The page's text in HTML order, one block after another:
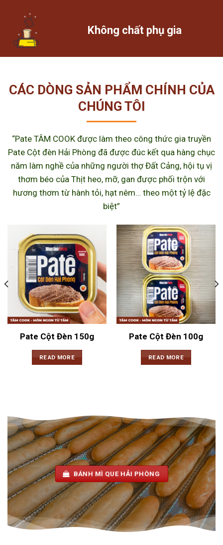
Không chất phụ gia
CÁC DÒNG SẢN PHẨM CHÍNH CỦA
CHÚNG TÔI
“Pate TÂM COOK được làm theo công thức gia truyền
Pate Cột đèn Hải Phòng đã được đúc kết qua hàng chục
năm làm nghề của những người thợ Đất Cảng, hội tụ vị
thơm béo của Thịt heo, mỡ, gan được phối trộn với
hương thơm từ hành tỏi, hạt nêm… theo một tỷ lệ đặc
biệt”
Pate Cột Đèn 150g
READ MORE
Pate Cột Đèn 100g
READ MORE
BÁNH MÌ QUE HẢI PHÒNG